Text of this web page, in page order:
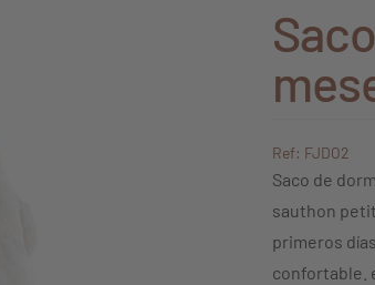
Ref: FJDO2
Saco de
sauthon
primeros
confortable.